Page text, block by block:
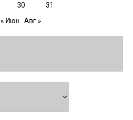
30
31
« Июн
Авг »